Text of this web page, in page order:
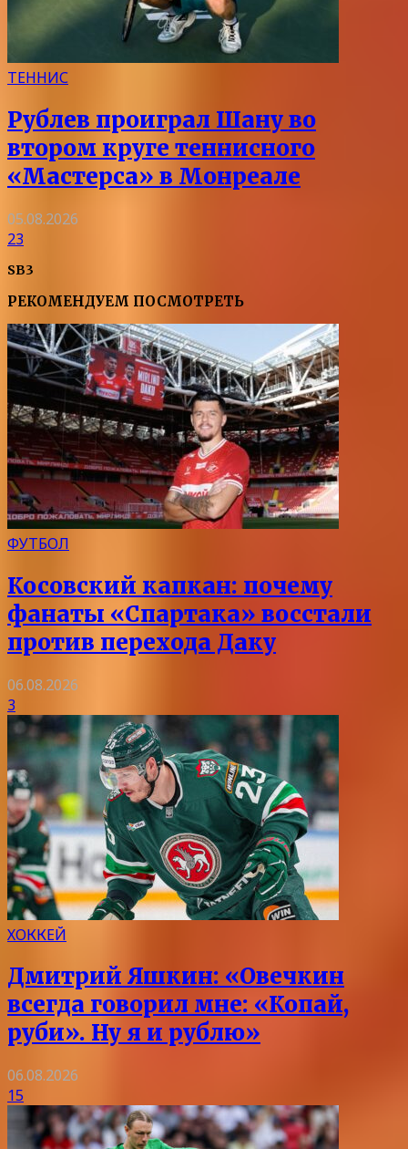
ТЕННИС
Рублев проиграл Шану во
втором круге теннисного
«Мастерса» в Монреале
05.08.2026
23
SB3
РЕКОМЕНДУЕМ ПОСМОТРЕТЬ
ФУТБОЛ
Косовский капкан: почему
фанаты «Спартака» восстали
против перехода Даку
06.08.2026
3
ХОККЕЙ
Дмитрий Яшкин: «Овечкин
всегда говорил мне: «Копай,
руби». Ну я и рублю»
06.08.2026
15